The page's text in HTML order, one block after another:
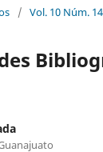
/ Vol. 10 Núm.